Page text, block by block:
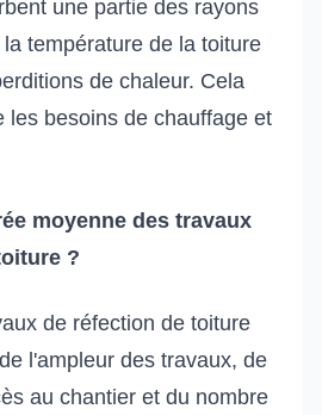
une partie des rayons
température de la toiture
de chaleur. Cela
les besoins de chauffage et
moyenne des travaux
?
de réfection de toiture
l'ampleur des travaux, de
au chantier et du nombre